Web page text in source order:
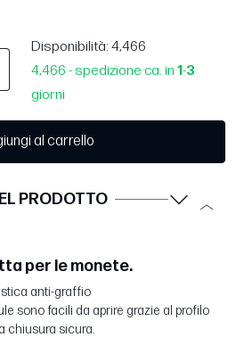
Disponibilità: 4,466
4,466 - spedizione ca. in1-3
giorni
al carrello
PRODOTTO
per le monete.
anti-graffio
sono facili da aprire grazie al profilo
chiusura sicura.